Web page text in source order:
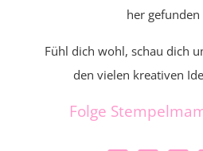
her gefunden
Fühl dich wohl, schau dich
den vielen kreativen
Folge